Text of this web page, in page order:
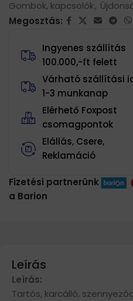
Gombok, kapcsolók,
Megosztás:
Ingyenes szállítás
100.000,-ft felett
Várható szállítási
1-3 munkanap
Elérhető Foxpost
csomagpontok
Elállás, Csere,
Reklamáció
Fizetési partnerünk
a Barion
Leírás
Leírás:
Tartós, karcálló,